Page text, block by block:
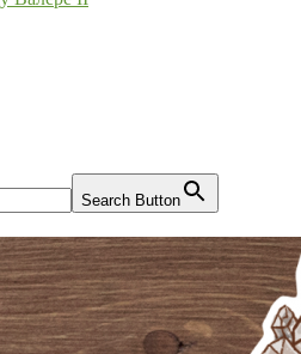
Search Button